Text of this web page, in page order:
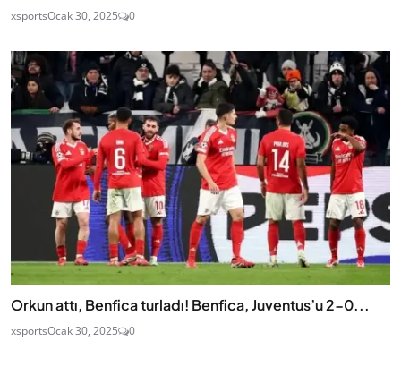
xsportsOcak 30, 2025 0
Orkun attı, Benfica turladı! Benfica, Juventus’u 2-0...
xsportsOcak 30, 2025 0